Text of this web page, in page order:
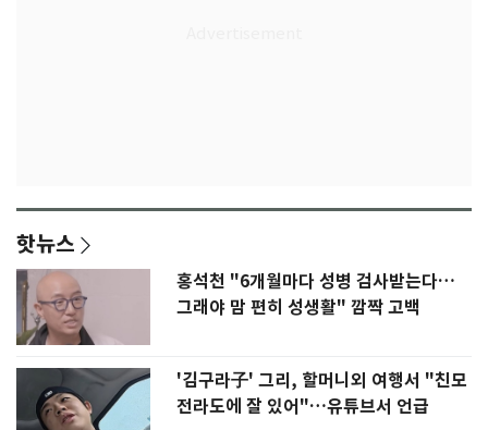
핫뉴스
홍석천 "6개월마다 성병 검사받는다…
그래야 맘 편히 성생활" 깜짝 고백
'김구라子' 그리, 할머니외 여행서 "친모
전라도에 잘 있어"…유튜브서 언급